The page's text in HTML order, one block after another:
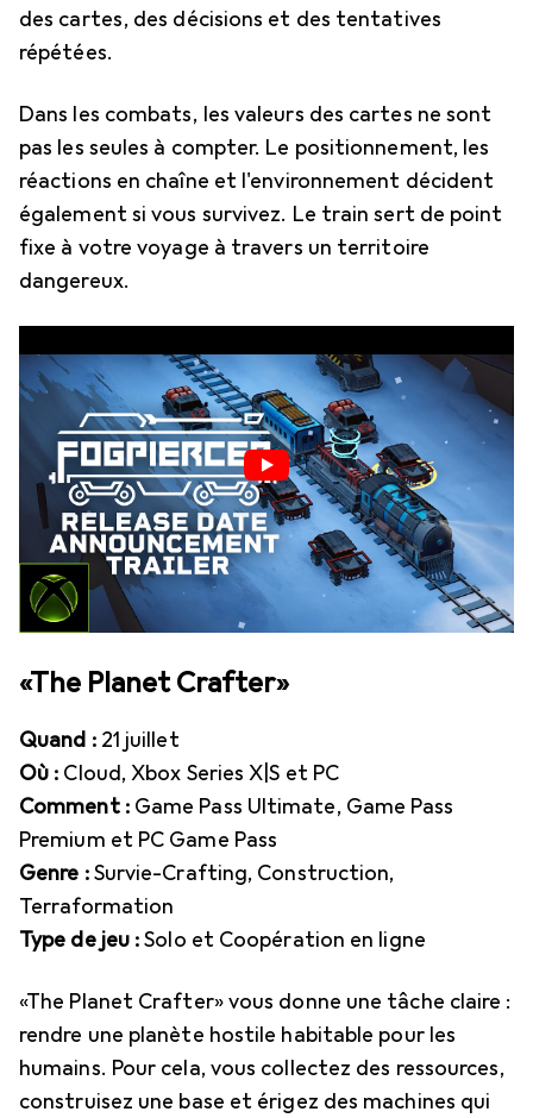
des cartes, des décisions et des tentatives
répétées.
Dans les combats, les valeurs des cartes ne sont
pas les seules à compter. Le positionnement, les
réactions en chaîne et l'environnement décident
également si vous survivez. Le train sert de point
fixe à votre voyage à travers un territoire
dangereux.
«The Planet Crafter»
Quand :21 juillet
Où : Cloud, Xbox Series X|S et PC
Comment :Game Pass Ultimate, Game Pass
Premium et PC Game Pass
Genre :Survie-Crafting, Construction,
Terraformation
Type de jeu :Solo et Coopération en ligne
«The Planet Crafter» vous donne une tâche claire :
rendre une planète hostile habitable pour les
humains. Pour cela, vous collectez des ressources,
construisez une base et érigez des machines qui